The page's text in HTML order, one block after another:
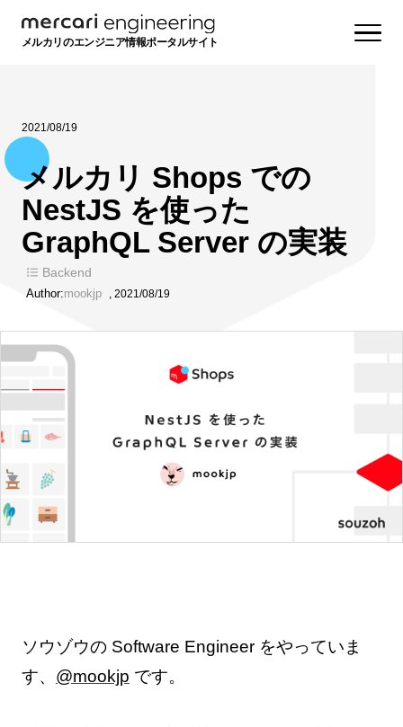
メルカリのエンジニア情報ポータルサイト
2021/08/19
メルカリ Shops での
NestJS を使った
GraphQL Server の実装
Backend
Author:mookjp , 2021/08/19
ソウゾウの Software Engineer をやっていま
す、 @mookjp です。